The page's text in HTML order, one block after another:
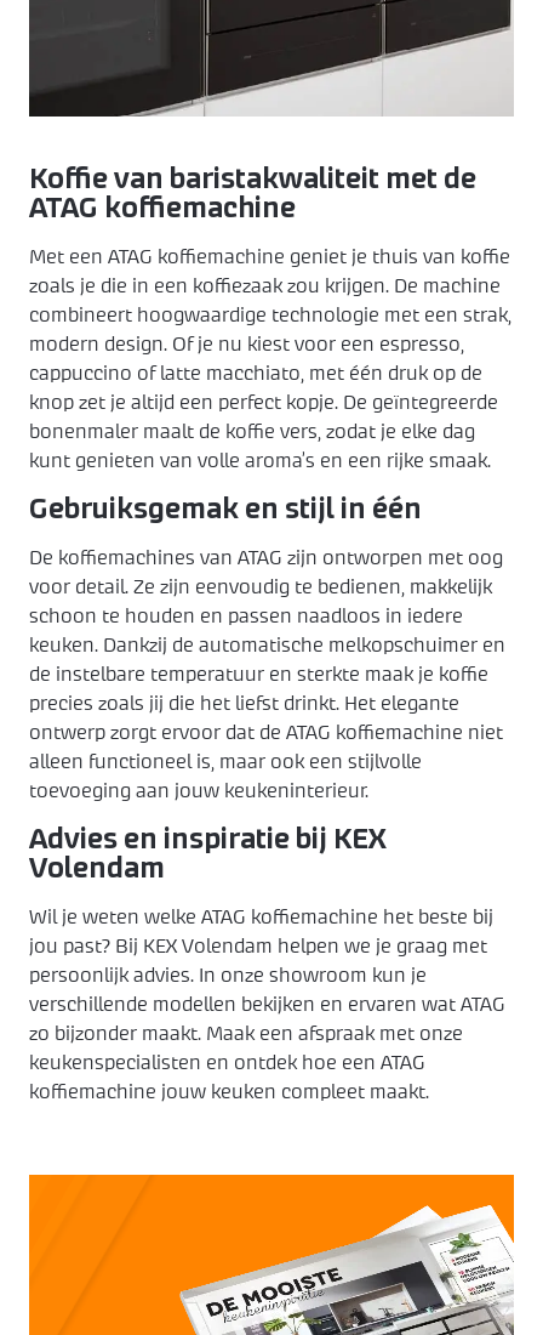
Pronorm
Made by DAS
Keukenapparatuur
Keuken ontwerpen
Showroom uitverkoop
Landelijk
Werkwijze
Openingstijden
Koopzondagen
ZZP keukenmonteur
Koffie van baristakwaliteit met de
ATAG koffiemachine
Met een ATAG koffiemachine geniet je thuis van koffie
zoals je die in een koffiezaak zou krijgen. De machine
combineert hoogwaardige technologie met een strak,
modern design. Of je nu kiest voor een espresso,
cappuccino of latte macchiato, met één druk op de
knop zet je altijd een perfect kopje. De geïntegreerde
bonenmaler maalt de koffie vers, zodat je elke dag
kunt genieten van volle aroma’s en een rijke smaak.
Gebruiksgemak en stijl in één
De koffiemachines van ATAG zijn ontworpen met oog
voor detail. Ze zijn eenvoudig te bedienen, makkelijk
schoon te houden en passen naadloos in iedere
keuken. Dankzij de automatische melkopschuimer en
de instelbare temperatuur en sterkte maak je koffie
precies zoals jij die het liefst drinkt. Het elegante
ontwerp zorgt ervoor dat de ATAG koffiemachine niet
alleen functioneel is, maar ook een stijlvolle
toevoeging aan jouw keukeninterieur.
Advies en inspiratie bij KEX
Volendam
Wil je weten welke ATAG koffiemachine het beste bij
jou past? Bij KEX Volendam helpen we je graag met
persoonlijk advies. In onze showroom kun je
verschillende modellen bekijken en ervaren wat ATAG
zo bijzonder maakt. Maak een afspraak met onze
keukenspecialisten en ontdek hoe een ATAG
koffiemachine jouw keuken compleet maakt.